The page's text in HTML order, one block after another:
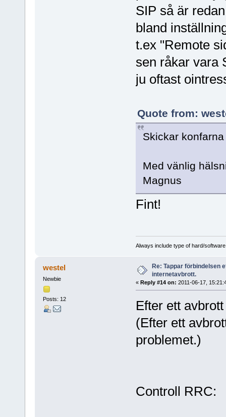
SIP så är
bland
t.ex "Remote
sen råkar vara
ju oftast
Quote from:
Skickar
Med vänlig
Magnus
Fint!
Always include type of hard/
westel
Newbie
Posts: 12
Re: Tappar förbindelsen
internetavbrott.
« Reply #14 on: 2011-06-17,
Efter ett
(Efter ett
problemet.)
Controll RRC: